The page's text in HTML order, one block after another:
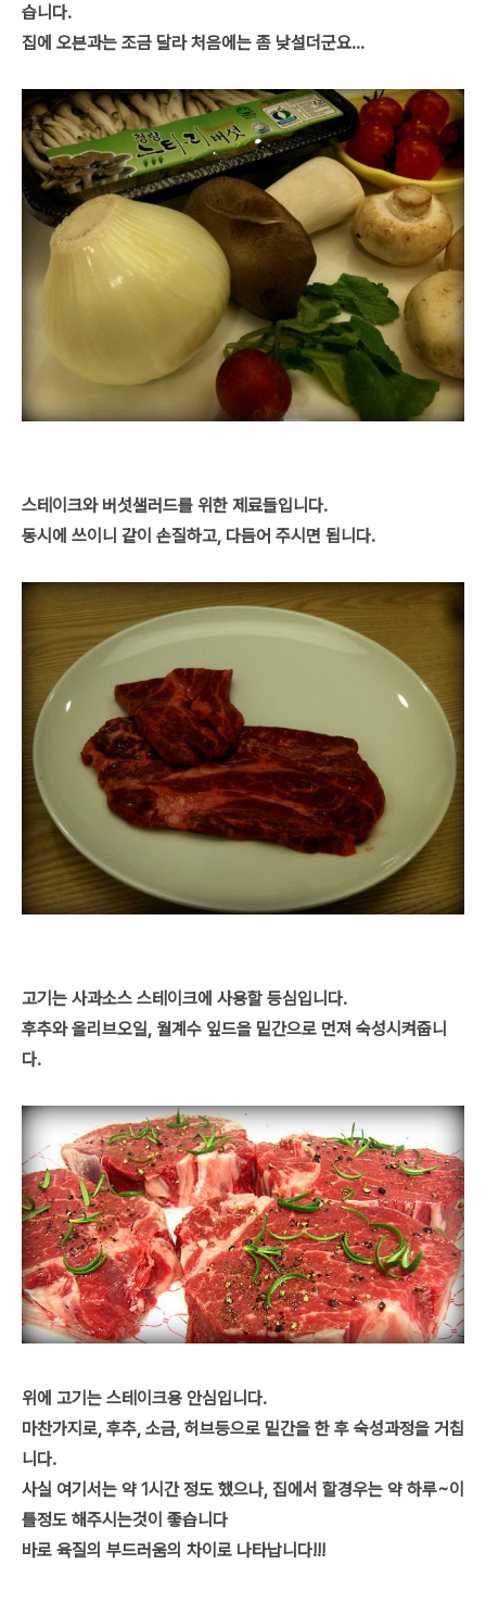
습니다.
집에 오븐과는 조금 달라 처음에는 좀 낮설더군요...
스테이크와 버섯샐러드를 위한 제료들입니다.
동시에 쓰이니 같이 손질하고, 다듬어 주시면 됩니다.
고기는 사과소스 스테이크에 사용할 등심입니다.
후추와 올리브오일, 월계수 잎드을 밑간으로 먼져 숙성시켜줍니
다.
위에 고기는 스테이크용 안심입니다.
마찬가지로, 후추, 소금, 허브등으로 밑간을 한 후 숙성과정을 거칩
니다.
사실 여기서는 약 1시간 정도 했으나, 집에서 할경우는 약 하루~이
틀정도 해주시는것이 좋습니다
바로 육질의 부드러움의 차이로 나타납니다!!!